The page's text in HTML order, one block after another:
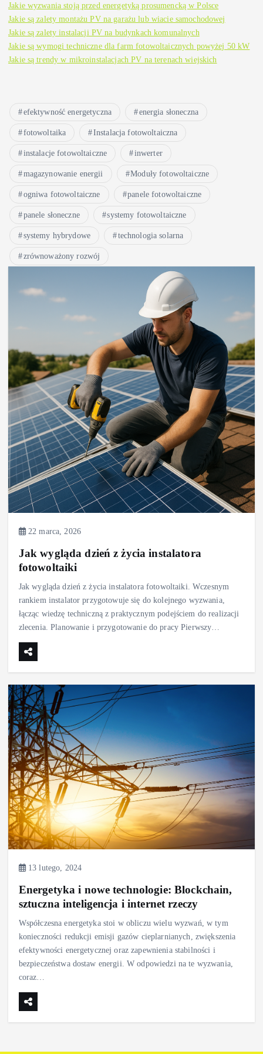
Jakie wyzwania stoją przed energetyką prosumencką w Polsce
Jakie są zalety montażu PV na garażu lub wiacie samochodowej
Jakie są zalety instalacji PV na budynkach komunalnych
Jakie są wymogi techniczne dla farm fotowoltaicznych powyżej 50 kW
Jakie są trendy w mikroinstalacjach PV na terenach wiejskich
efektywność energetyczna energia słoneczna
fotowoltaika Instalacja fotowoltaiczna
instalacje fotowoltaiczne inwerter
magazynowanie energii Moduły fotowoltaiczne
ogniwa fotowoltaiczne panele fotowoltaiczne
panele słoneczne systemy fotowoltaiczne
systemy hybrydowe technologia solarna
zrównoważony rozwój
22 marca, 2026
Jak wygląda dzień z życia instalatora
fotowoltaiki
Jak wygląda dzień z życia instalatora fotowoltaiki. Wczesnym
rankiem instalator przygotowuje się do kolejnego wyzwania,
łącząc wiedzę techniczną z praktycznym podejściem do realizacji
zlecenia. Planowanie i przygotowanie do pracy Pierwszy…
13 lutego, 2024
Energetyka i nowe technologie: Blockchain,
sztuczna inteligencja i internet rzeczy
Współczesna energetyka stoi w obliczu wielu wyzwań, w tym
konieczności redukcji emisji gazów cieplarnianych, zwiększenia
efektywności energetycznej oraz zapewnienia stabilności i
bezpieczeństwa dostaw energii. W odpowiedzi na te wyzwania,
coraz…